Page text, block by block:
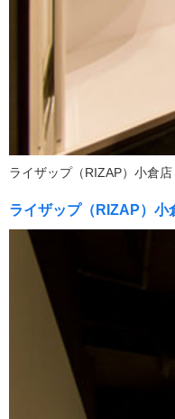
ライザップ（RIZAP）小倉
ライザップ（RIZAP）小